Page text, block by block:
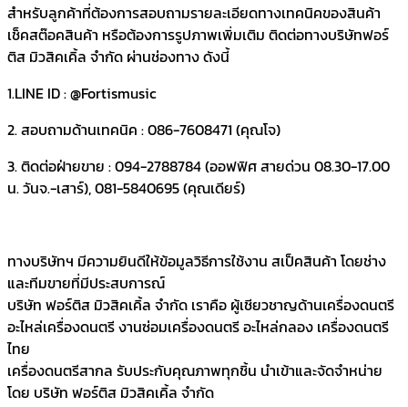
สำหรับลูกค้าที่ต้องการสอบถามรายละเอียดทางเทคนิคของสินค้า
เช็คสต๊อคสินค้า หรือต้องการรูปภาพเพิ่มเติม ติดต่อทางบริษัทฟอร์
ติส มิวสิคเคิ้ล จำกัด ผ่านช่องทาง ดังนี้
1.LINE ID : @Fortismusic
2. สอบถามด้านเทคนิค : 086-7608471 (คุณโจ)
3. ติดต่อฝ่ายขาย : 094-2788784 (ออฟฟิศ สายด่วน 08.30-17.00
น. วันจ.-เสาร์), 081-5840695 (คุณเดียร์)
ทางบริษัทฯ มีความยินดีให้ข้อมูลวิธีการใช้งาน สเป็คสินค้า โดยช่าง
และทีมขายที่มีประสบการณ์
บริษัท ฟอร์ติส มิวสิคเคิ้ล จำกัด เราคือ ผู้เชียวชาญด้านเครื่องดนตรี
อะไหล่เครื่องดนตรี งานซ่อมเครื่องดนตรี อะไหล่กลอง เครื่องดนตรี
ไทย
เครื่องดนตรีสากล รับประกับคุณภาพทุกชิ้น นำเข้าและจัดจำหน่าย
โดย บริษัท ฟอร์ติส มิวสิคเคิ้ล จำกัด